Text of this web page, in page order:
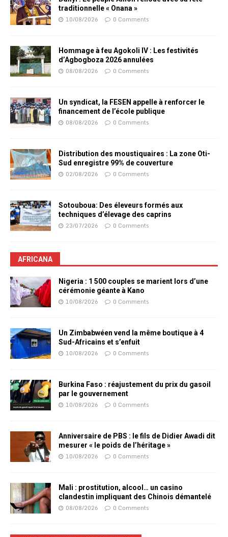
traditionnelle « Onana »
10/08/2026 0 Comments
Hommage à feu Agokoli IV : Les festivités
d’Agbogboza 2026 annulées
08/08/2026 0 Comments
Un syndicat, la FESEN appelle à renforcer le
financement de l’école publique
08/08/2026 0 Comments
Distribution des moustiquaires : La zone Oti-
Sud enregistre 99% de couverture
02/08/2026 0 Comments
Sotouboua: Des éleveurs formés aux
techniques d’élevage des caprins
23/07/2026 0 Comments
AFRICANA
Nigeria : 1 500 couples se marient lors d’une
cérémonie géante à Kano
10/08/2026 0 Comments
Un Zimbabwéen vend la même boutique à 4
Sud-Africains et s’enfuit
10/08/2026 0 Comments
Burkina Faso : réajustement du prix du gasoil
par le gouvernement
10/08/2026 0 Comments
Anniversaire de PBS : le fils de Didier Awadi dit
mesurer « le poids de l’héritage »
10/08/2026 0 Comments
Mali : prostitution, alcool… un casino
clandestin impliquant des Chinois démantelé
08/08/2026 0 Comments